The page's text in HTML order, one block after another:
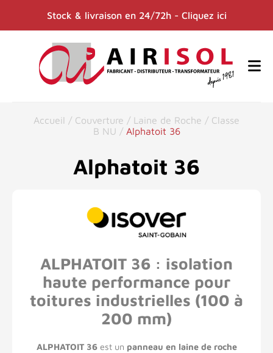
Stock & livraison en 24/72h - Cliquez ici
Accueil / Couverture / Laine de Roche / Classe
B NU / Alphatoit 36
Alphatoit 36
ALPHATOIT 36 : isolation
haute performance pour
toitures industrielles (100 à
200 mm)
ALPHATOIT 36est un panneau en laine de roche